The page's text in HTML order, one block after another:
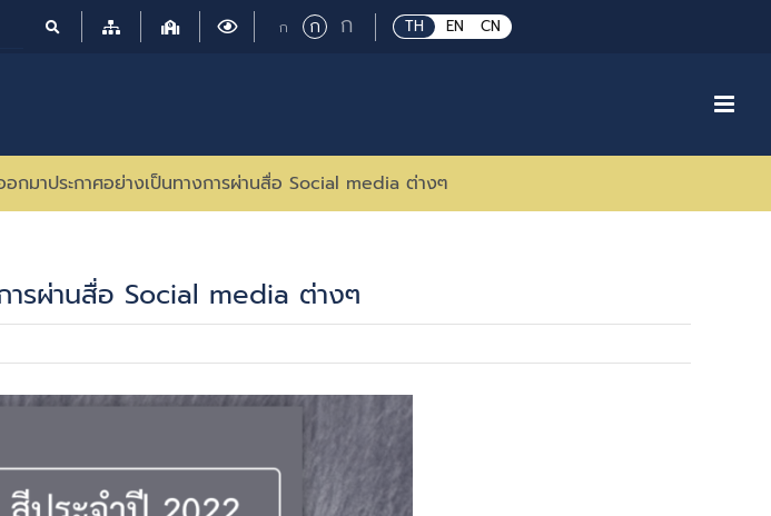
TH EN CN
ก Small
กRegular
กLarge
font
กมาประกาศอย่างเป็นทางการผ่านสื่อ Social media ต่างๆ
ารผ่านสื่อ Social media ต่างๆ